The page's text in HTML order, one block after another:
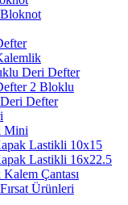
Deri Defter
2 Bloklu
Defter
Mini
Lastikli 10x15
Lastikli 16x22.5
Çantası
Ürünleri